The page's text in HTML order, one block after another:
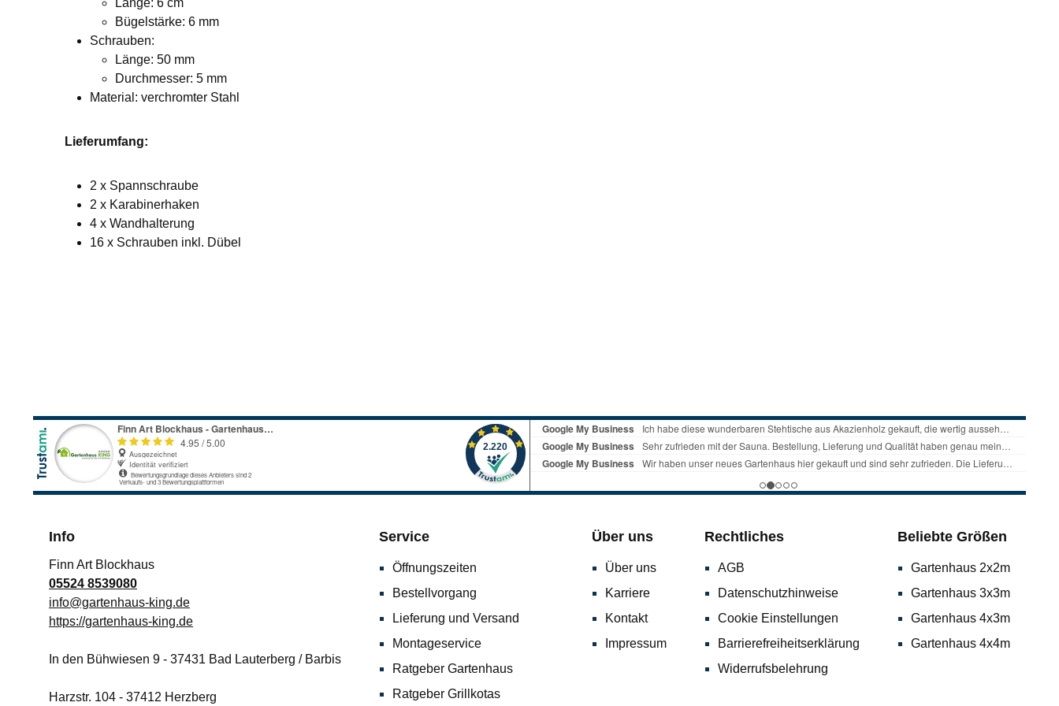
Bügelstärke: 6 mm
Schrauben:
Länge: 50 mm
Durchmesser: 5 mm
Material: verchromter Stahl
Lieferumfang:
2 x Spannschraube
2 x Karabinerhaken
4 x Wandhalterung
16 x Schrauben inkl. Dübel
Info
Finn Art Blockhaus
05524 8539080
info@gartenhaus-king.de
https://gartenhaus-king.de
In den Bühwiesen 9 - 37431 Bad Lauterberg / Barbis
Harzstr. 104 - 37412 Herzberg
Service
Öffnungszeiten
Bestellvorgang
Lieferung und Versand
Montageservice
Ratgeber Gartenhaus
Ratgeber Grillkotas
Über uns
Über uns
Karriere
Kontakt
Impressum
Rechtliches
AGB
Datenschutzhinweise
Cookie Einstellungen
Barrierefreiheitserklärung
Widerrufsbelehrung
Beliebte Größen
Gartenhaus 2x2m
Gartenhaus 3x3m
Gartenhaus 4x3m
Gartenhaus 4x4m